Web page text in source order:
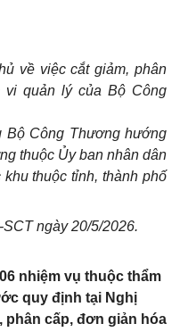
về việc cắt giảm, phân
vi quản lý của Bộ Công
Bộ Công Thương hướng
thuộc Ủy ban nhân dân
thuộc tỉnh, thành phố
ngày 20/5/2026.
nhiệm vụ thuộc thẩm
quy định tại Nghị
phân cấp, đơn giản hóa